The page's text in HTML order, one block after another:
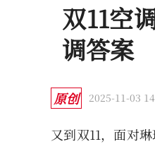
双11空
调答案
原创 2025-11-03
又到双11，面对